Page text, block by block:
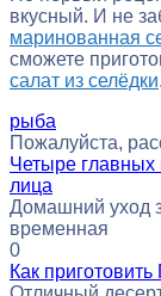
вкусный. И не
маринованная
сможете
салат из селёдки.
рыба
Пожалуйста,
Четыре главных
лица
Домашний уход
временная
0
Как